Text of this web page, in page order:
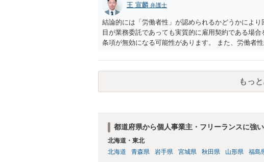
王 宣麟 弁護士
結論的には「労働者性」が認められるかどうかによ
目が業務委託であっても実質的に雇用契約である場
条項が無効になる可能性があります。 また、労働者
もっ
都道府県から個人事業主・フリーランスに強
北海道・東北
北海道
青森県 岩手県 宮城県 秋田県 山形県 福島